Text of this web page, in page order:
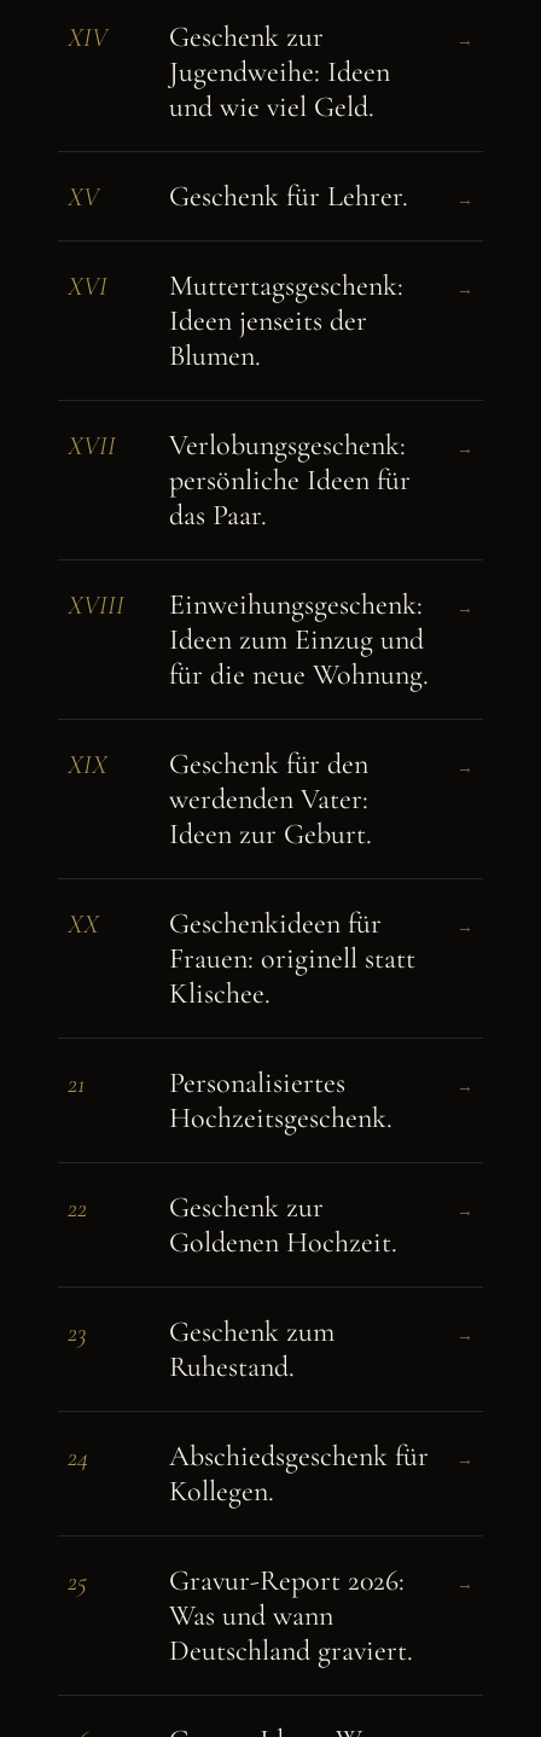
XIV
Geschenk zur
Jugendweihe: Ideen
und wie viel Geld.
→
XV Geschenk für Lehrer. →
XVI
Muttertagsgeschenk:
Ideen jenseits der
Blumen.
→
XVII
Verlobungsgeschenk:
persönliche Ideen für
das Paar.
→
XVIII
Einweihungsgeschenk:
Ideen zum Einzug und
für die neue Wohnung.
→
XIX
Geschenk für den
werdenden Vater:
Ideen zur Geburt.
→
XX
Geschenkideen für
Frauen: originell statt
Klischee.
→
21
Personalisiertes
Hochzeitsgeschenk.
→
22
Geschenk zur
Goldenen Hochzeit.
→
23
Geschenk zum
Ruhestand.
→
24
Abschiedsgeschenk für
Kollegen.
→
25
Gravur-Report 2026:
Was und wann
Deutschland graviert.
→